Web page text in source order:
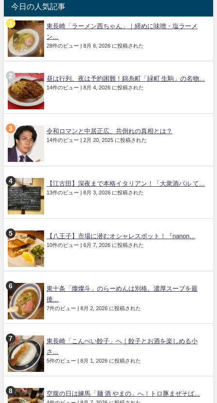
今日の人気記事
東長崎「ラーメン西ちゃん」｜締めに味噌・塩ラーメ
ン...
28件のビュー | 8月 6, 2026 に投稿された
昼は行列、夜は予約困難！錦糸町「緑町 生駒」の名物...
14件のビュー | 8月 4, 2026 に投稿された
令和ロマンと中居正広、共倒れの真相とは？
14件のビュー | 2月 20, 2025 に投稿された
【江古田】深夜まで本格イタリアン！「大衆酒バル て...
13件のビュー | 8月 3, 2026 に投稿された
【八王子】市場に潜むオシャレスポット！『nanon...
10件のビュー | 6月 7, 2026 に投稿された
東十条「燦燦斗」のらーめんは別格。濃厚スープを最
後...
7件のビュー | 8月 2, 2026 に投稿された
東長崎「こんぺい餃子」へ｜餃子とお酒を楽しめる小
さ...
5件のビュー | 8月 1, 2026 に投稿された
空腹の日は練馬「麺 酒 やまの」へ！トロ豚まぜそば...